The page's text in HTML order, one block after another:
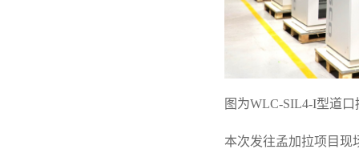
图为WLC-SIL4-I型道口
本次发往孟加拉项目现